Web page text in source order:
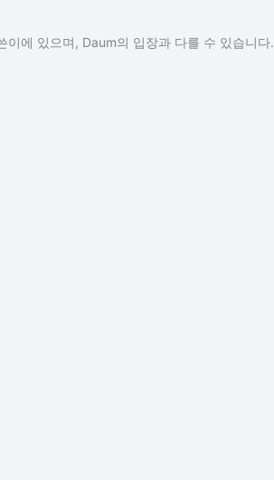
에 있으며, Daum의 입장과 다를 수 있습니다.